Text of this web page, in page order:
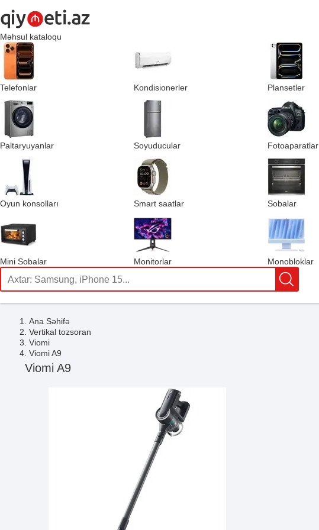
Məhsul kataloqu
Telefonlar Kondisionerler Plansetler
Paltaryuyanlar Soyuducular Fotoaparatlar
Oyun konsolları Smart saatlar Sobalar
Mini Sobalar Monitorlar Monobloklar
Ana Səhifə
Vertikal tozsoran
Viomi
Viomi A9
Viomi A9